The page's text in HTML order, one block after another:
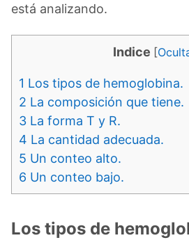
está analizando.
Indice [
1 Los tipos de hemoglobina.
2 La composición que tiene.
3 La forma T y R.
4 La cantidad adecuada.
5 Un conteo alto.
6 Un conteo bajo.
Los tipos de